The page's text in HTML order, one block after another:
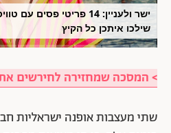
ישר ולעניין: 14 פריטי פסים עם
שילכו איתכן כל הקיץ
> המסכה שמחזירה לחירשים
שתי מעצבות אופנה ישראליות